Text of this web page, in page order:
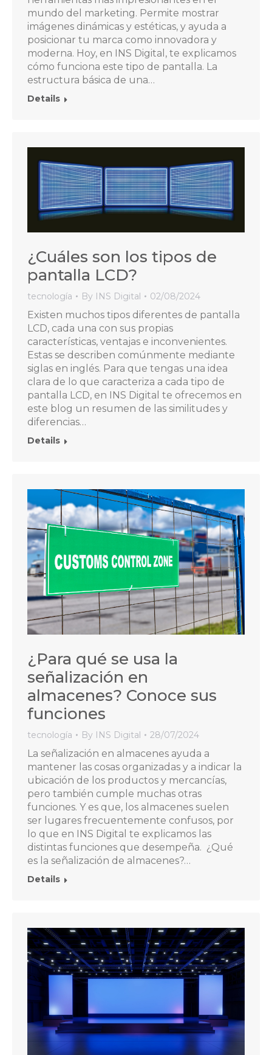
mundo del marketing. Permite mostrar
imágenes dinámicas y estéticas, y ayuda a
posicionar tu marca como innovadora y
moderna. Hoy, en INS Digital, te explicamos
cómo funciona este tipo de pantalla. La
estructura básica de una…
Details
¿Cuáles son los tipos de
pantalla LCD?
tecnología By INS Digital 02/08/2024
Existen muchos tipos diferentes de pantalla
LCD, cada una con sus propias
características, ventajas e inconvenientes.
Estas se describen comúnmente mediante
siglas en inglés. Para que tengas una idea
clara de lo que caracteriza a cada tipo de
pantalla LCD, en INS Digital te ofrecemos en
este blog un resumen de las similitudes y
diferencias…
Details
¿Para qué se usa la
señalización en
almacenes? Conoce sus
funciones
tecnología By INS Digital 28/07/2024
La señalización en almacenes ayuda a
mantener las cosas organizadas y a indicar la
ubicación de los productos y mercancías,
pero también cumple muchas otras
funciones. Y es que, los almacenes suelen
ser lugares frecuentemente confusos, por
lo que en INS Digital te explicamos las
distintas funciones que desempeña. ¿Qué
es la señalización de almacenes?…
Details